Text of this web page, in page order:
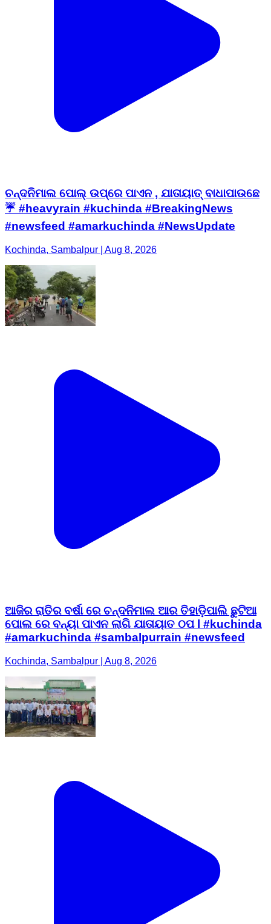
ଚନ୍ଦନିମାଲ ପୋଲ୍‌ ଉପ୍‌ରେ ପାଏନ , ଯାତାୟାତ୍‌ ବାଧାପାଉଛେ
☔ #heavyrain #kuchinda #BreakingNews
#newsfeed #amarkuchinda #NewsUpdate
Kochinda, Sambalpur | Aug 8, 2026
ଆଜିର ରାତିର ବର୍ଷା ରେ ଚନ୍ଦନିମାଲ ଆର ତିହାଡ଼ିପାଲି ଛୁଟିଆ
ପୋଲ ରେ ବନ୍ୟା ପାଏନ ଲାଗି ଯାତାୟାତ ଠପ l #kuchinda
#amarkuchinda #sambalpurrain #newsfeed
Kochinda, Sambalpur | Aug 8, 2026